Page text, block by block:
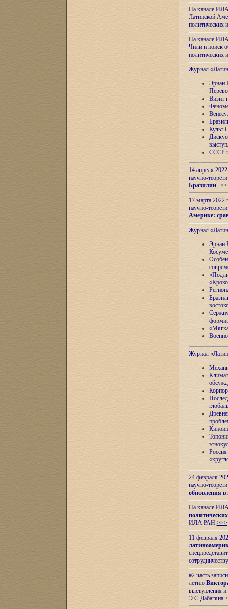
На канале
Латинской
На канале
Чили и поиск
Журнал
Эрнан
Визит
Культ
СССР и
14 апреля
научно-
Бразилии"
17 марта 2022
научно-
Америке:
Журнал
Эрнан
Журнал
24 февраля
научно-
обновления в
На канале
ИЛА РАН >>>
11 февраля
#2 часть
летию
выступления
Э.С.Дабагяна